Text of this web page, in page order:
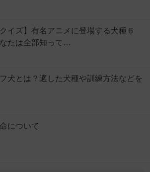
クイズ】有名アニメに登場する犬種６
たは全部知って…
フ犬とは？適した犬種や訓練方法などを
について